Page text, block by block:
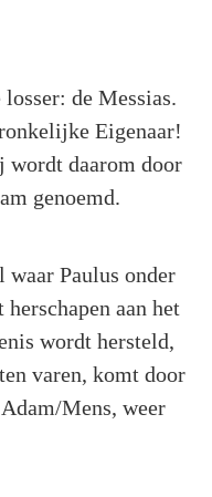
de Messias.
Eigenaar!
wordt daarom door
genoemd.
Paulus onder
aan het
wordt hersteld,
varen, komt door
Mens, weer